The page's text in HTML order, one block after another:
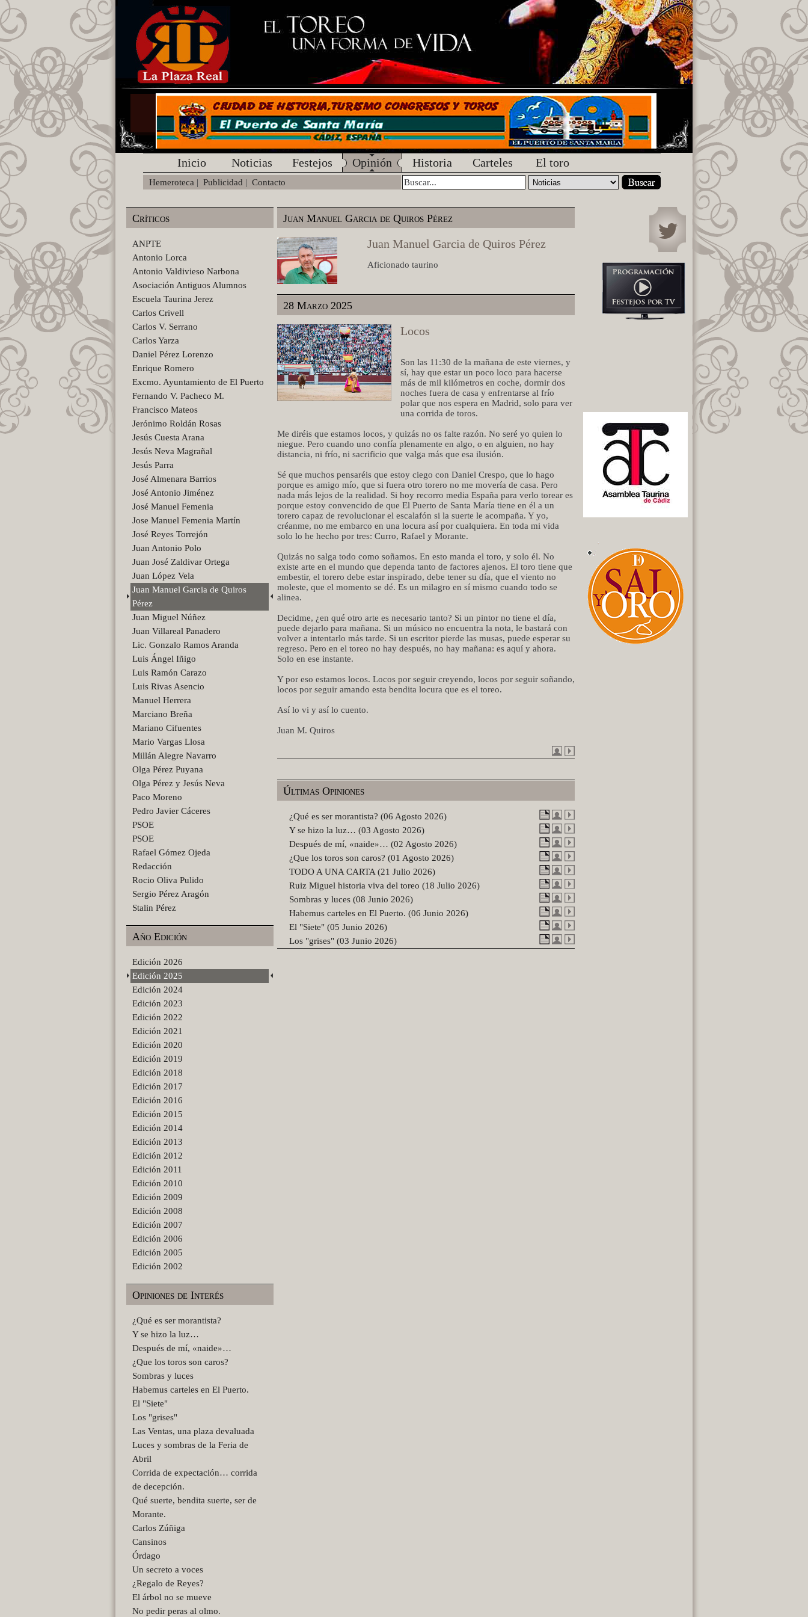
Inicio Noticias Festejos Opinión Historia Carteles El toro
Hemeroteca | Publicidad | Contacto
Críticos
ANPTE
Antonio Lorca
Antonio Valdivieso Narbona
Asociación Antiguos Alumnos
Escuela Taurina Jerez
Carlos Crivell
Carlos V. Serrano
Carlos Yarza
Daniel Pérez Lorenzo
Enrique Romero
Excmo. Ayuntamiento de El Puerto
Fernando V. Pacheco M.
Francisco Mateos
Jerónimo Roldán Rosas
Jesús Cuesta Arana
Jesús Neva Magrañal
Jesús Parra
José Almenara Barrios
José Antonio Jiménez
José Manuel Femenia
Jose Manuel Femenia Martín
José Reyes Torrejón
Juan Antonio Polo
Juan José Zaldivar Ortega
Juan López Vela
Juan Manuel Garcia de Quiros
Pérez
Juan Miguel Núñez
Juan Villareal Panadero
Lic. Gonzalo Ramos Aranda
Luis Ángel Iñigo
Luis Ramón Carazo
Luis Rivas Asencio
Manuel Herrera
Marciano Breña
Mariano Cifuentes
Mario Vargas Llosa
Millán Alegre Navarro
Olga Pérez Puyana
Olga Pérez y Jesús Neva
Paco Moreno
Pedro Javier Cáceres
PSOE
PSOE
Rafael Gómez Ojeda
Redacción
Rocio Oliva Pulido
Sergio Pérez Aragón
Stalin Pérez
Año Edición
Edición 2026
Edición 2025
Edición 2024
Edición 2023
Edición 2022
Edición 2021
Edición 2020
Edición 2019
Edición 2018
Edición 2017
Edición 2016
Edición 2015
Edición 2014
Edición 2013
Edición 2012
Edición 2011
Edición 2010
Edición 2009
Edición 2008
Edición 2007
Edición 2006
Edición 2005
Edición 2002
Opiniones de Interés
¿Qué es ser morantista?
Y se hizo la luz…
Después de mí, «naide»…
¿Que los toros son caros?
Sombras y luces
Habemus carteles en El Puerto.
El "Siete"
Los "grises"
Las Ventas, una plaza devaluada
Luces y sombras de la Feria de
Abril
Corrida de expectación… corrida
de decepción.
Qué suerte, bendita suerte, ser de
Morante.
Carlos Zúñiga
Cansinos
Órdago
Un secreto a voces
¿Regalo de Reyes?
El árbol no se mueve
No pedir peras al olmo.
Juan Manuel Garcia de Quiros Pérez
Juan Manuel Garcia de Quiros Pérez
Aficionado taurino
28 Marzo 2025
Locos
Son las 11:30 de la mañana de este viernes, y
sí, hay que estar un poco loco para hacerse
más de mil kilómetros en coche, dormir dos
noches fuera de casa y enfrentarse al frío
polar que nos espera en Madrid, solo para ver
una corrida de toros.
Me diréis que estamos locos, y quizás no os falte razón. No seré yo quien lo
niegue. Pero cuando uno confía plenamente en algo, o en alguien, no hay
distancia, ni frío, ni sacrificio que valga más que esa ilusión.
Sé que muchos pensaréis que estoy ciego con Daniel Crespo, que lo hago
porque es amigo mío, que si fuera otro torero no me movería de casa. Pero
nada más lejos de la realidad. Si hoy recorro media España para verlo torear es
porque estoy convencido de que El Puerto de Santa María tiene en él a un
torero capaz de revolucionar el escalafón si la suerte le acompaña. Y yo,
créanme, no me embarco en una locura así por cualquiera. En toda mi vida
solo lo he hecho por tres: Curro, Rafael y Morante.
Quizás no salga todo como soñamos. En esto manda el toro, y solo él. No
existe arte en el mundo que dependa tanto de factores ajenos. El toro tiene que
embestir, el torero debe estar inspirado, debe tener su día, que el viento no
moleste, que el momento se dé. Es un milagro en sí mismo cuando todo se
alinea.
Decidme, ¿en qué otro arte es necesario tanto? Si un pintor no tiene el día,
puede dejarlo para mañana. Si un músico no encuentra la nota, le bastará con
volver a intentarlo más tarde. Si un escritor pierde las musas, puede esperar su
regreso. Pero en el toreo no hay después, no hay mañana: es aquí y ahora.
Solo en ese instante.
Y por eso estamos locos. Locos por seguir creyendo, locos por seguir soñando,
locos por seguir amando esta bendita locura que es el toreo.
Así lo vi y así lo cuento.
Juan M. Quiros
Últimas Opiniones
¿Qué es ser morantista? (06 Agosto 2026)
Y se hizo la luz… (03 Agosto 2026)
Después de mí, «naide»… (02 Agosto 2026)
¿Que los toros son caros? (01 Agosto 2026)
TODO A UNA CARTA (21 Julio 2026)
Ruiz Miguel historia viva del toreo (18 Julio 2026)
Sombras y luces (08 Junio 2026)
Habemus carteles en El Puerto. (06 Junio 2026)
El "Siete" (05 Junio 2026)
Los "grises" (03 Junio 2026)